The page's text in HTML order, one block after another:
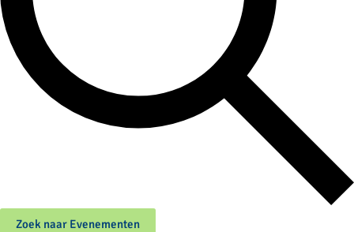
Zoek naar Evenementen